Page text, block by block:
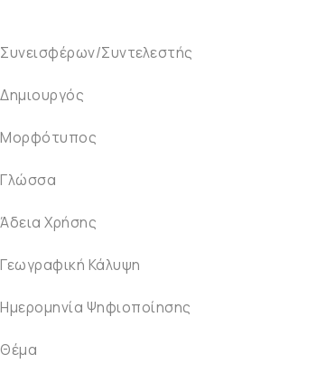
Συνεισφέρων/Συντελεστής
Δημιουργός
Μορφότυπος
Γλώσσα
Άδεια Χρήσης
Γεωγραφική Κάλυψη
Ημερομηνία Ψηφιοποίησης
Θέμα